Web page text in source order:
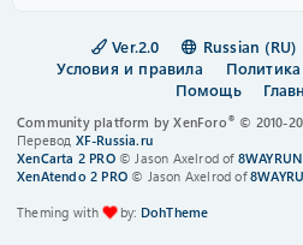
Ver.2.0 Russian (RU)
Условия и правила
Помощь
Community platform by XenForo® © 2010-
Перевод XF-Russia.ru
XenCarta 2 PRO© Jason Axelrod of 8WAYRUN
XenAtendo 2 PRO © Jason Axelrod of
Theming with
by: DohTheme